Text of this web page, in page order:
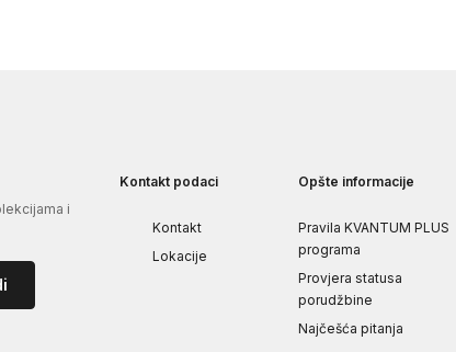
i
Kontakt podaci
Kontakt
Lokacije
Opšte informacije
Pravila KVANTUM PLUS
programa
Provjera statusa
porudžbine
Najčešća pitanja